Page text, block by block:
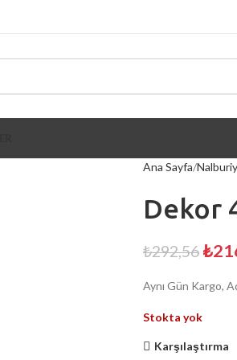
Ana Sayfa
Dekor
₺292,56 ₺
Aynı Gün Kargo,
Stokta yok
Karşılaştırma